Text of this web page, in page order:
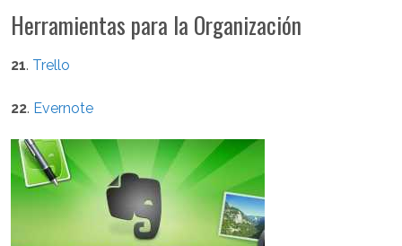
Herramientas para la Organización
21. Trello
22. Evernote